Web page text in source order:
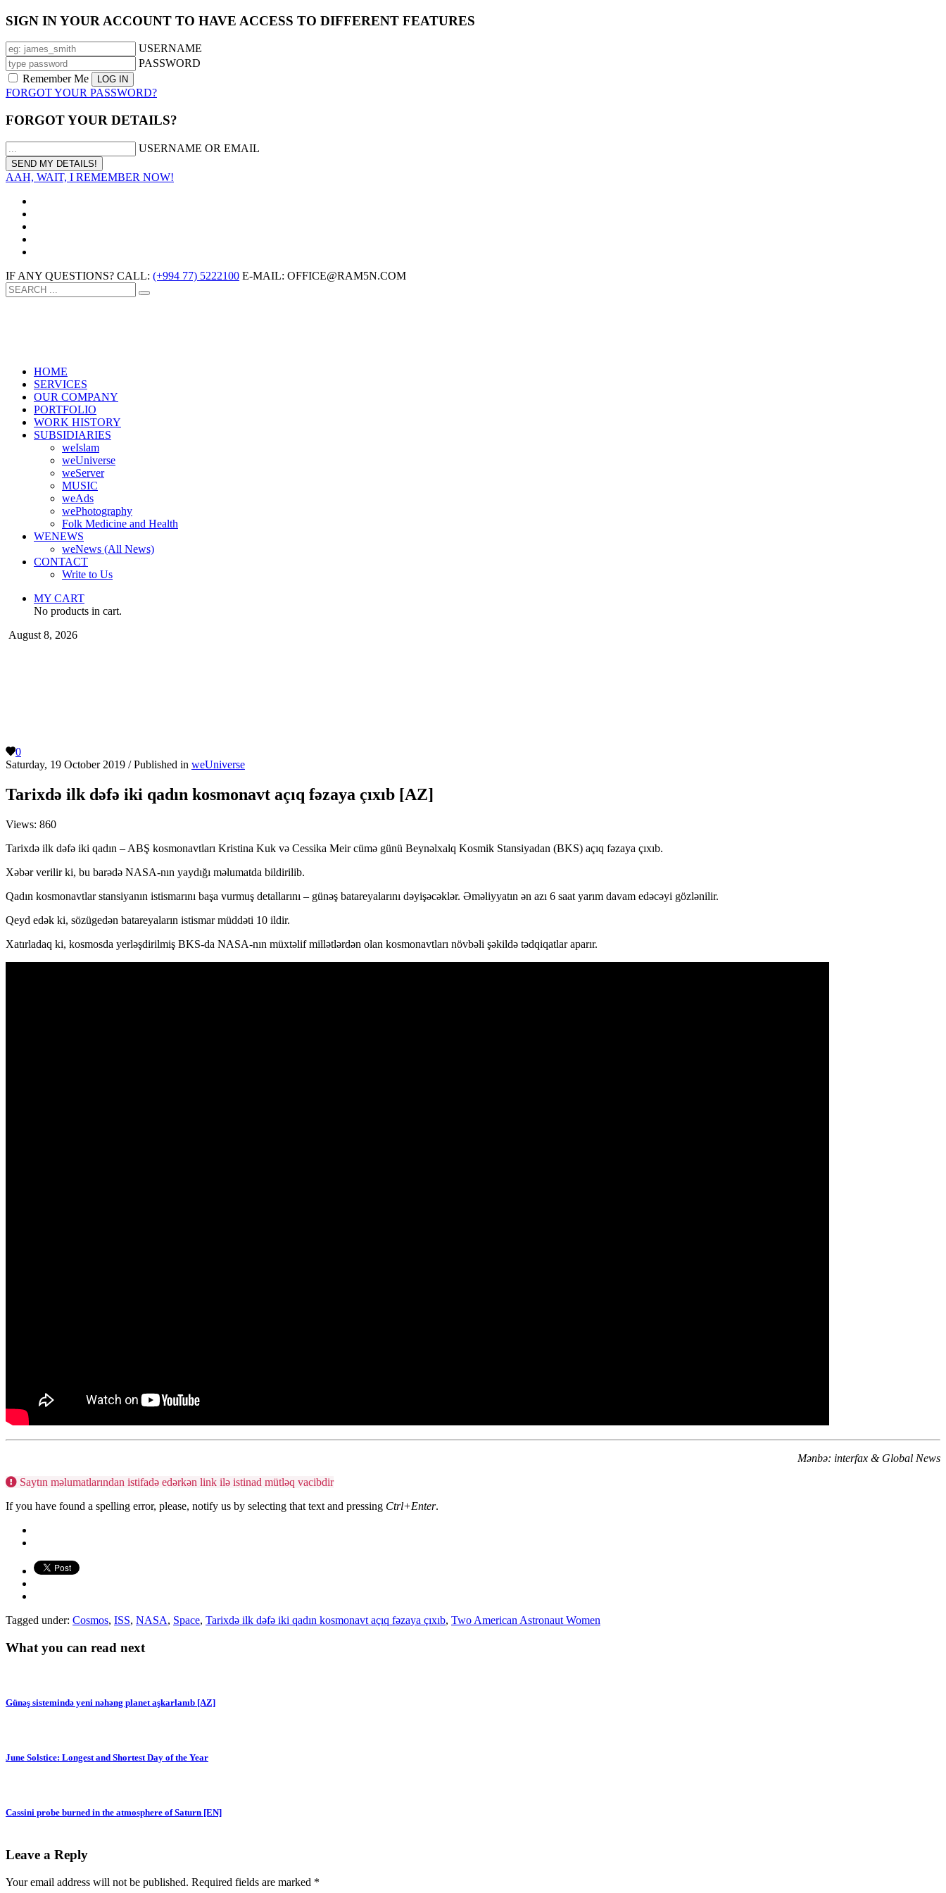
SIGN IN YOUR ACCOUNT TO HAVE ACCESS TO DIFFERENT FEATURES
USERNAME
PASSWORD
Remember Me
FORGOT YOUR PASSWORD?
FORGOT YOUR DETAILS?
USERNAME OR EMAIL
AAH, WAIT, I REMEMBER NOW!
IF ANY QUESTIONS? CALL: (+994 77) 5222100 E-MAIL: OFFICE@RAM5N.COM
HOME
SERVICES
OUR COMPANY
PORTFOLIO
WORK HISTORY
SUBSIDIARIES
weIslam
weUniverse
weServer
MUSIC
weAds
wePhotography
Folk Medicine and Health
WENEWS
weNews (All News)
CONTACT
Write to Us
MY CART
No products in cart.
August 8, 2026
0
Saturday, 19 October 2019 /Published in weUniverse
Tarixdə ilk dəfə iki qadın kosmonavt açıq fəzaya çıxıb [AZ]
Views: 860
Tarixdə ilk dəfə iki qadın – ABŞ kosmonavtları Kristina Kuk və Cessika Meir cümə günü Beynəlxalq Kosmik Stansiyadan (BKS) açıq fəzaya çıxıb.
Xəbər verilir ki, bu barədə NASA-nın yaydığı məlumatda bildirilib.
Qadın kosmonavtlar stansiyanın istismarını başa vurmuş detallarını – günəş batareyalarını dəyişəcəklər. Əməliyyatın ən azı 6 saat yarım davam edəcəyi gözlənilir.
Qeyd edək ki, sözügedən batareyaların istismar müddəti 10 ildir.
Xatırladaq ki, kosmosda yerləşdirilmiş BKS-da NASA-nın müxtəlif millətlərdən olan kosmonavtları növbəli şəkildə tədqiqatlar aparır.
Mənbə: interfax & Global News
Saytın məlumatlarından istifadə edərkən link ilə istinad mütləq vacibdir
If you have found a spelling error, please, notify us by selecting that text and pressing Ctrl+Enter.
Tagged under: Cosmos, ISS, NASA, Space, Tarixdə ilk dəfə iki qadın kosmonavt açıq fəzaya çıxıb, Two American Astronaut Women
What you can read next
Günəş sistemində yeni nəhəng planet aşkarlanıb [AZ]
June Solstice: Longest and Shortest Day of the Year
Cassini probe burned in the atmosphere of Saturn [EN]
Leave a Reply
Your email address will not be published. Required fields are marked *